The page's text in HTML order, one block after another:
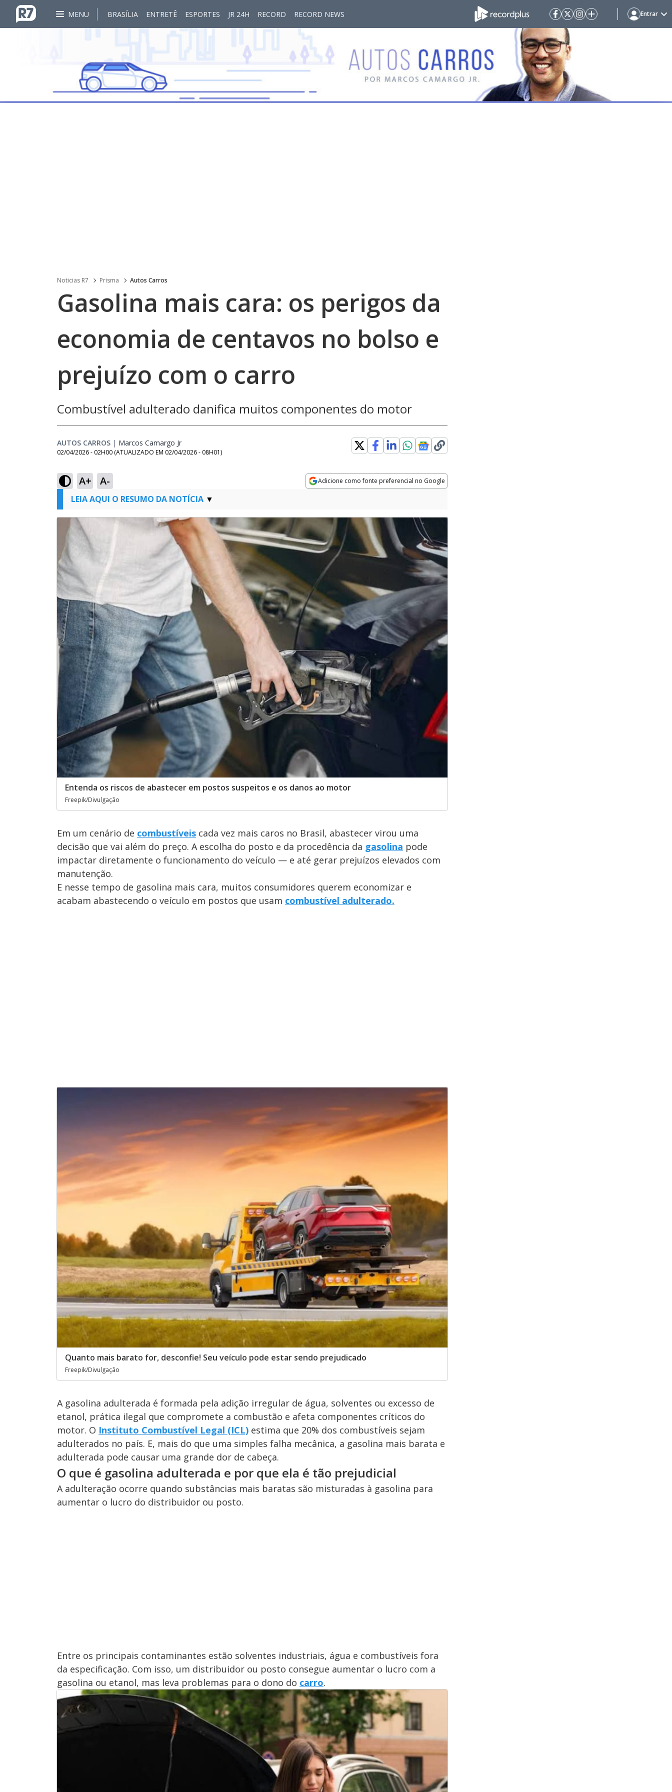
MENU BRASÍLIA ENTRETÊ ESPORTES JR 24H RECORD RECORD NEWS Entrar
Noticias R7 Prisma Autos Carros
Gasolina mais cara: os perigos da
economia de centavos no bolso e
prejuízo com o carro
Combustível adulterado danifica muitos componentes do motor
AUTOS CARROS | Marcos Camargo Jr
02/04/2026 - 02H00 (ATUALIZADO EM 02/04/2026 - 08H01)
A+ A- Adicione como fonte preferencial no Google
LEIA AQUI O RESUMO DA NOTÍCIA
Entenda os riscos de abastecer em postos suspeitos e os danos ao motor
Freepik/Divulgação
Em um cenário de combustíveis cada vez mais caros no Brasil, abastecer virou uma
decisão que vai além do preço. A escolha do posto e da procedência da gasolina pode
impactar diretamente o funcionamento do veículo — e até gerar prejuízos elevados com
manutenção.
E nesse tempo de gasolina mais cara, muitos consumidores querem economizar e
acabam abastecendo o veículo em postos que usam combustível adulterado.
Quanto mais barato for, desconfie! Seu veículo pode estar sendo prejudicado
Freepik/Divulgação
A gasolina adulterada é formada pela adição irregular de água, solventes ou excesso de
etanol, prática ilegal que compromete a combustão e afeta componentes críticos do
motor. O Instituto Combustível Legal (ICL) estima que 20% dos combustíveis sejam
adulterados no país. E, mais do que uma simples falha mecânica, a gasolina mais barata e
adulterada pode causar uma grande dor de cabeça.
O que é gasolina adulterada e por que ela é tão prejudicial
A adulteração ocorre quando substâncias mais baratas são misturadas à gasolina para
aumentar o lucro do distribuidor ou posto.
Entre os principais contaminantes estão solventes industriais, água e combustíveis fora
da especificação. Com isso, um distribuidor ou posto consegue aumentar o lucro com a
gasolina ou etanol, mas leva problemas para o dono do carro.